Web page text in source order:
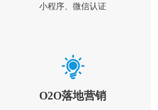
小程序、微信认证
O2O落地营销